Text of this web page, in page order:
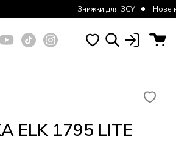
Знижки для ЗСУ Нове
ELK 1795 LITE